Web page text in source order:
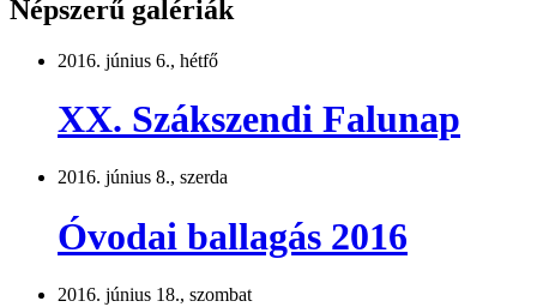
Népszerű galériák
2016. június 6., hétfő
XX. Szákszendi Falunap
2016. június 8., szerda
Óvodai ballagás 2016
2016. június 18., szombat